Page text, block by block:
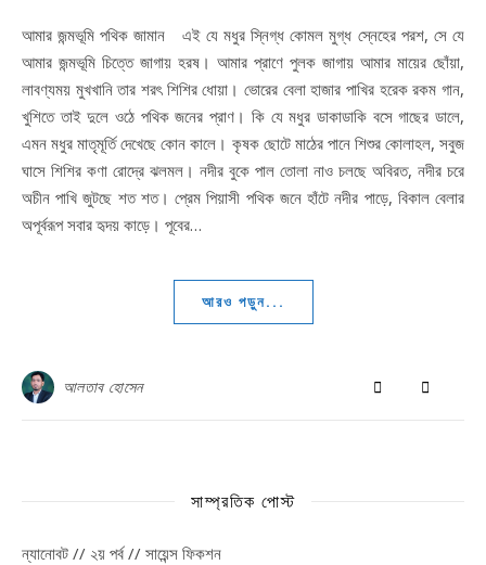
আমার জন্মভূমি পথিক জামান এই যে মধুর স্নিগ্ধ কোমল মুগ্ধ স্নেহের পরশ, সে যে
আমার জন্মভূমি চিত্তে জাগায় হরষ। আমার প্রাণে পুলক জাগায় আমার মায়ের ছোঁয়া,
লাবণ্যময় মুখখানি তার শরৎ শিশির ধোয়া। ভোরের বেলা হাজার পাখির হরেক রকম গান,
খুশিতে তাই দুলে ওঠে পথিক জনের প্রাণ। কি যে মধুর ডাকাডাকি বসে গাছের ডালে,
এমন মধুর মাতৃমূর্তি দেখেছে কোন কালে। কৃষক ছোটে মাঠের পানে শিশুর কোলাহল, সবুজ
ঘাসে শিশির কণা রোদ্রে ঝলমল। নদীর বুকে পাল তোলা নাও চলছে অবিরত, নদীর চরে
অচীন পাখি জুটছে শত শত। প্রেম পিয়াসী পথিক জনে হাঁটে নদীর পাড়ে, বিকাল বেলার
অপূর্বরূপ সবার হৃদয় কাড়ে। পূবের…
আরও পড়ুন...
আলতাব হোসেন
সাম্প্রতিক পোস্ট
ন্যানোবট // ২য় পর্ব // সায়েন্স ফিকশন